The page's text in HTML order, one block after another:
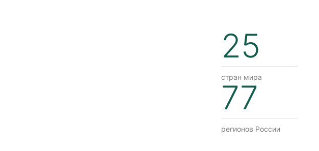
25
стран мира
77
регионов России